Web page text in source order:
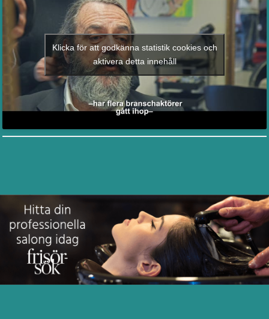
Klicka för att godkänna statistik cookies och
aktivera detta innehåll